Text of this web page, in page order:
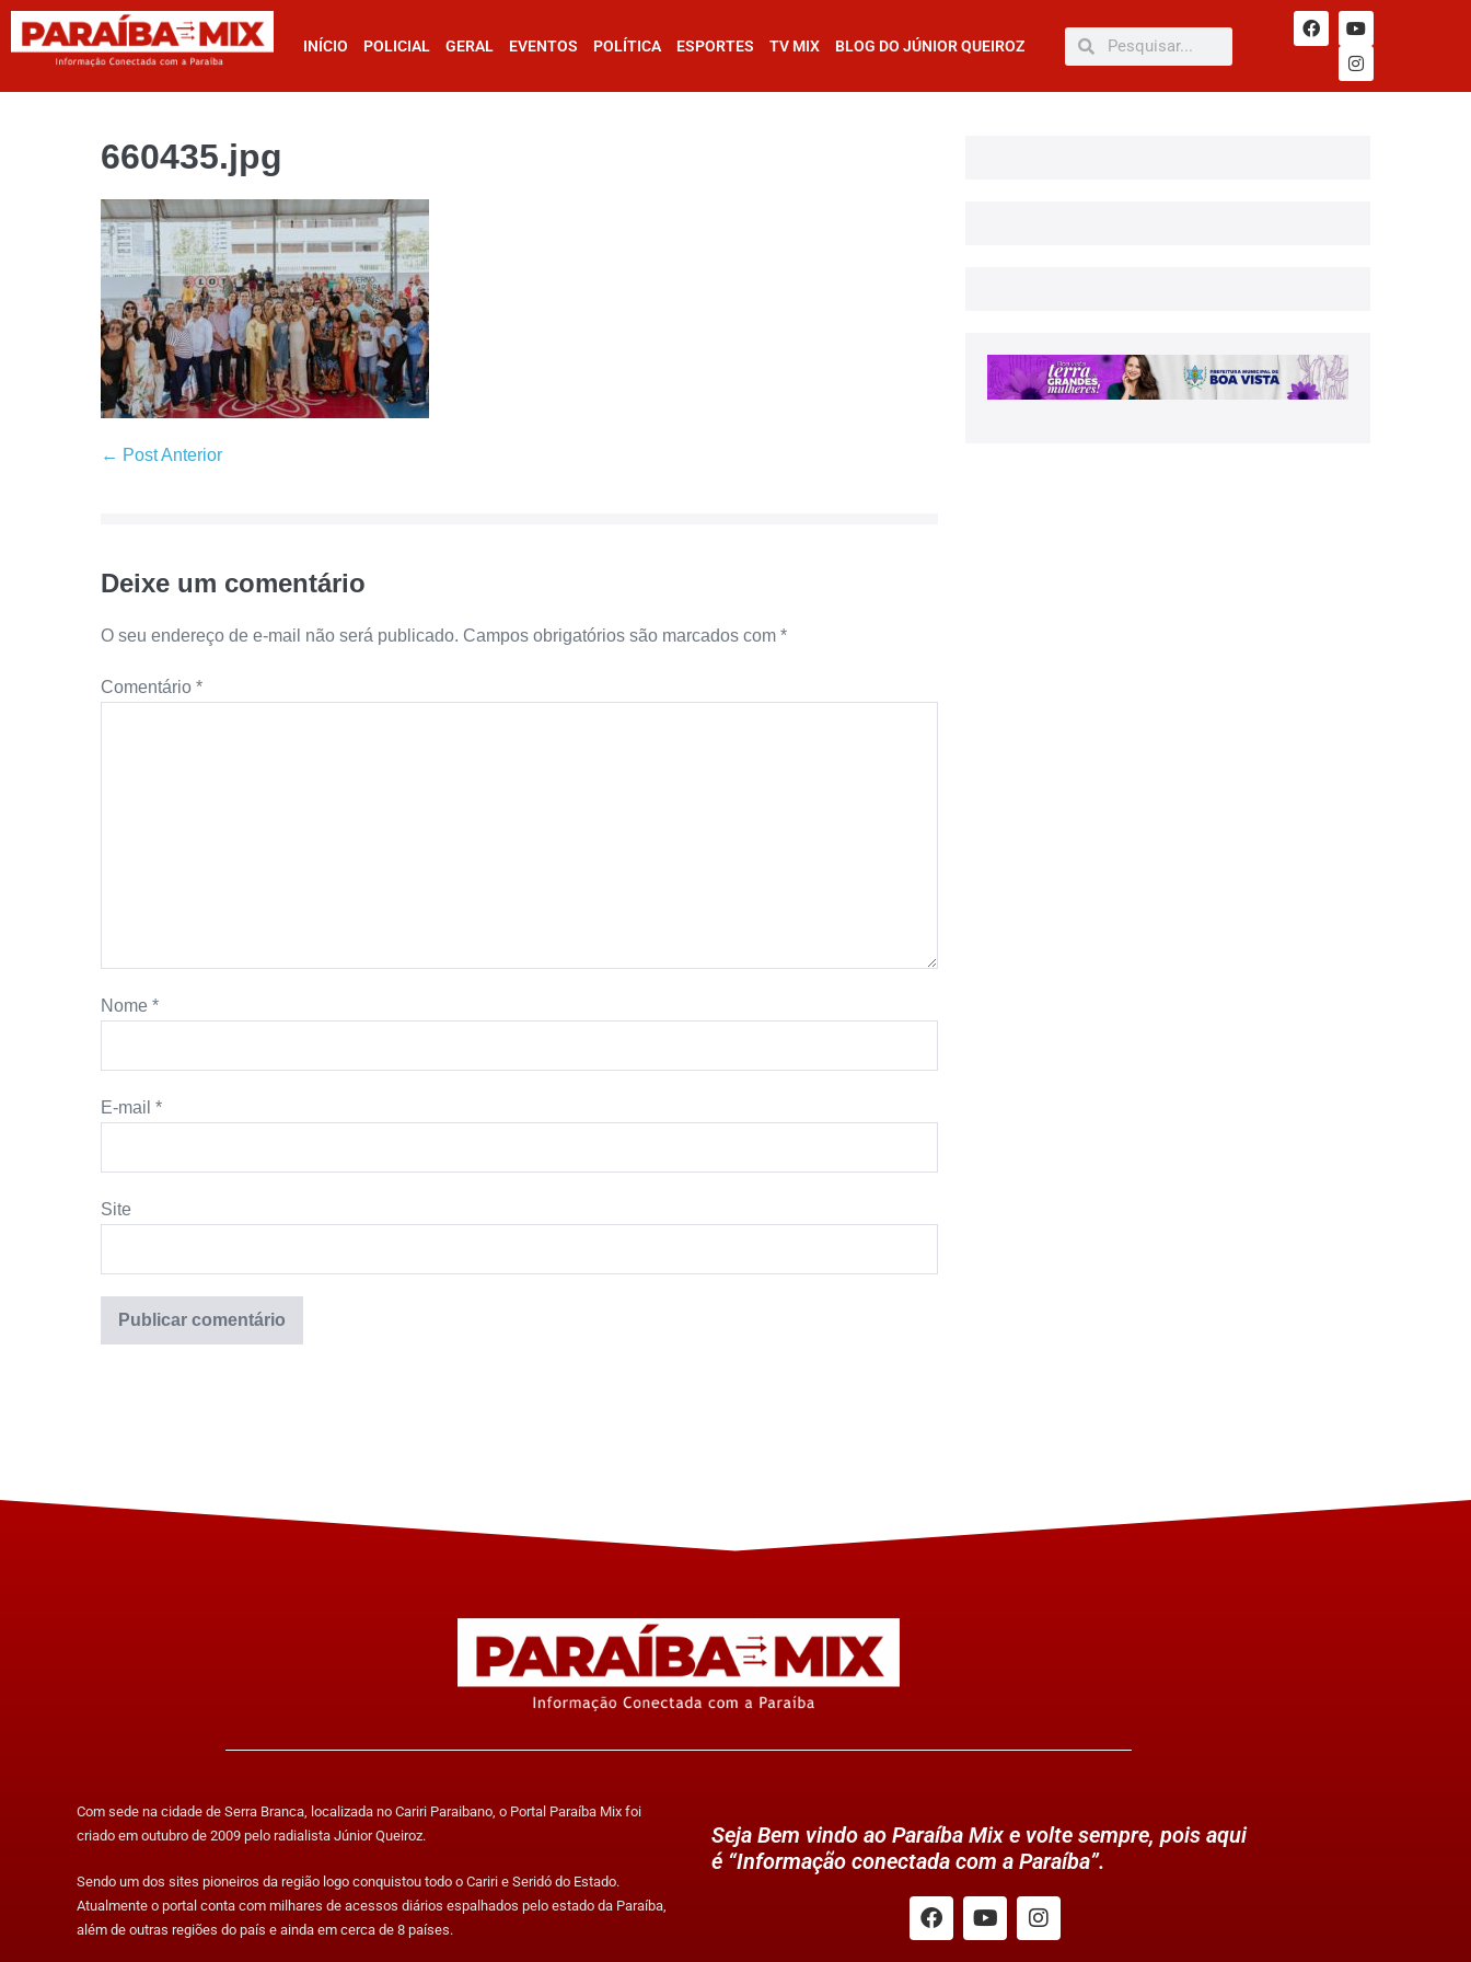
INÍCIO POLICIAL GERAL EVENTOS POLÍTICA ESPORTES TV MIX BLOG DO JÚNIOR QUEIROZ
660435.jpg
← Post Anterior
Deixe um comentário
O seu endereço de e-mail não será publicado. Campos obrigatórios são marcados com *
Comentário *
Nome *
E-mail *
Site
Com sede na cidade de Serra Branca, localizada no Cariri Paraibano, o Portal Paraíba Mix foi
criado em outubro de 2009 pelo radialista Júnior Queiroz.
Sendo um dos sites pioneiros da região logo conquistou todo o Cariri e Seridó do Estado.
Atualmente o portal conta com milhares de acessos diários espalhados pelo estado da Paraíba,
além de outras regiões do país e ainda em cerca de 8 países.
Seja Bem vindo ao Paraíba Mix e volte sempre, pois aqui
é “Informação conectada com a Paraíba”.